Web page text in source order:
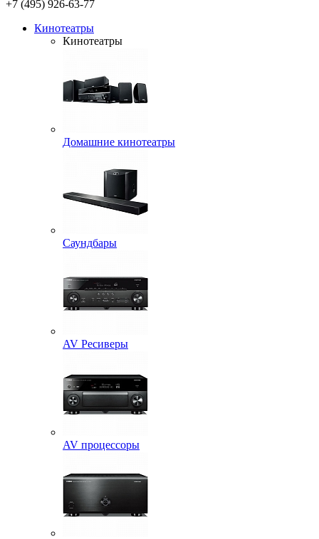
+7 (495) 926-63-77
Кинотеатры
Кинотеатры
Домашние кинотеатры
Саундбары
AV Ресиверы
AV процессоры